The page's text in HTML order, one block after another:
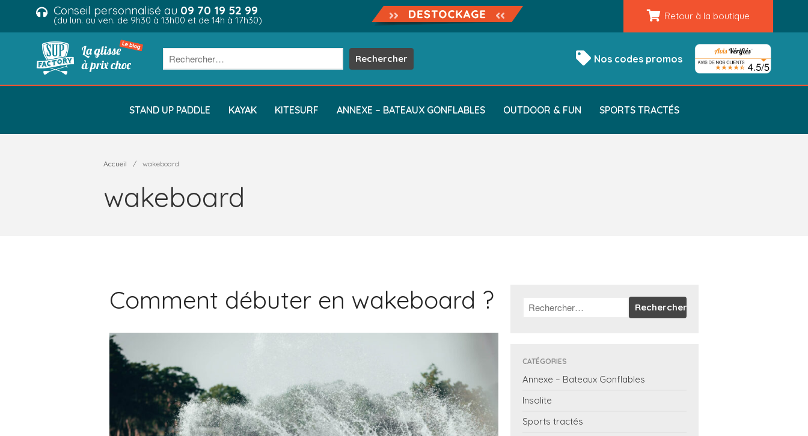
Conseil personnalisé au 09 70 19 52 99
(du lun. au ven. de 9h30 à 13h00 et de 14h à 17h30) Retour à la boutique
Nos codes promos
STAND UP PADDLE KAYAK KITESURF ANNEXE – BATEAUX GONFLABLES OUTDOOR & FUN SPORTS TRACTÉS
Accueil / wakeboard
wakeboard
Comment débuter en wakeboard ?
CATÉGORIES
Annexe – Bateaux Gonflables
Insolite
Sports tractés